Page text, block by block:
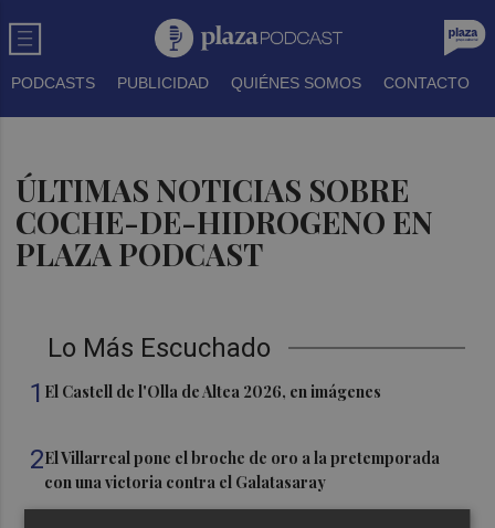
PODCASTS PUBLICIDAD QUIÉNES SOMOS CONTACTO
ÚLTIMAS NOTICIAS SOBRE
COCHE-DE-HIDROGENO EN
PLAZA PODCAST
Lo Más Escuchado
1 El Castell de l'Olla de Altea 2026, en imágenes
2El Villarreal pone el broche de oro a la pretemporada
con una victoria contra el Galatasaray